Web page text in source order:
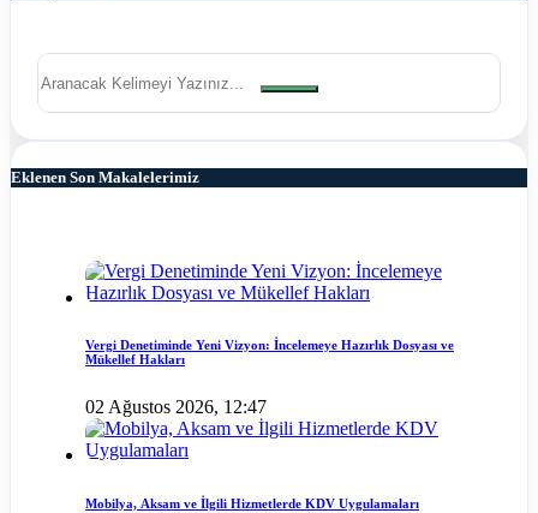
Eklenen Son Makalelerimiz
Vergi Denetiminde Yeni Vizyon: İncelemeye Hazırlık Dosyası ve
Mükellef Hakları
02 Ağustos 2026, 12:47
Mobilya, Aksam ve İlgili Hizmetlerde KDV Uygulamaları